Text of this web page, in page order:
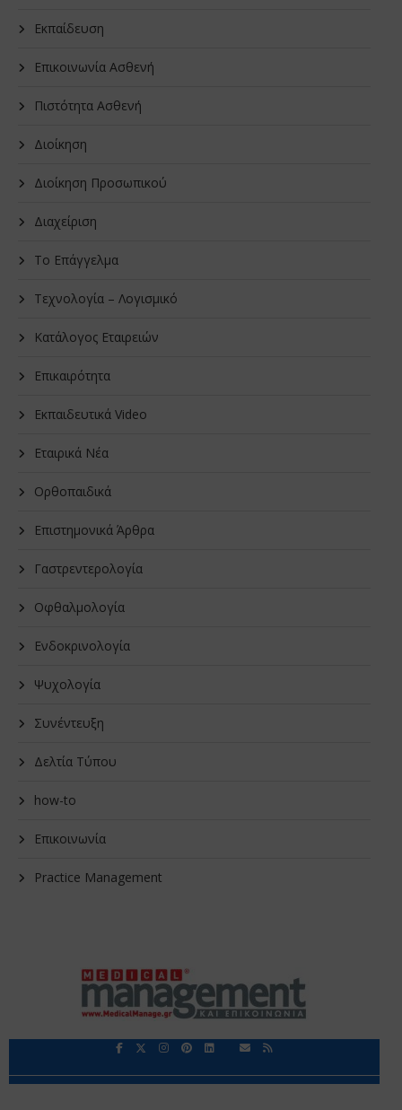
Εκπαίδευση
Επικοινωνία Ασθενή
Πιστότητα Ασθενή
Διοίκηση
Διοίκηση Προσωπικού
Διαχείριση
Το Επάγγελμα
Τεχνολογία – Λογισμικό
Κατάλογος Εταιρειών
Επικαιρότητα
Εκπαιδευτικά Video
Εταιρικά Νέα
Oρθοπαιδικά
Επιστημονικά Άρθρα
Γαστρεντερολογία
Οφθαλμολογία
Ενδοκρινολογία
Ψυχολογία
Συνέντευξη
Δελτία Τύπου
how-to
Επικοινωνία
Practice Management